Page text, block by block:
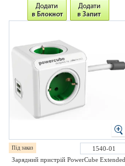
Під заказ
1540-01
Зарядний пристрій PowerCube Extended